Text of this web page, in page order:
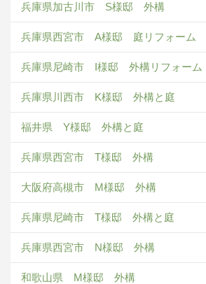
兵庫県加古川市 S様邸 外構
兵庫県西宮市 A様邸 庭リフォーム
兵庫県尼崎市 I様邸 外構リフォーム
兵庫県川西市 K様邸 外構と庭
福井県 Y様邸 外構と庭
兵庫県西宮市 T様邸 外構
大阪府高槻市 M様邸 外構
兵庫県尼崎市 T様邸 外構と庭
兵庫県西宮市 N様邸 外構
和歌山県 M様邸 外構